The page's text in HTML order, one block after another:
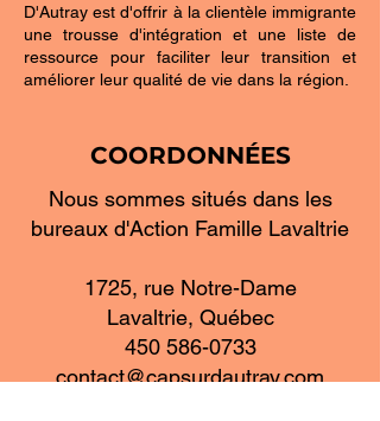
D'Autray est d'offrir à la clientèle immigrante
une trousse d'intégration et une liste de
ressource pour faciliter leur transition et
améliorer leur qualité de vie dans la région.
COORDONNÉES
Nous sommes situés dans les
bureaux d'Action Famille Lavaltrie
1725, rue Notre-Dame
Lavaltrie, Québec
450 586-0733
contact@capsurdautray.com